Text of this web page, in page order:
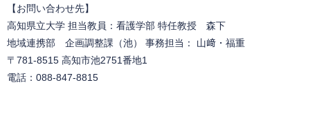
【お問い合わせ先】
高知県立大学 担当教員：看護学部 特任教授 森下
地域連携部 企画調整課（池） 事務担当： 山﨑・福重
〒781-8515 高知市池2751番地1
電話：088-847-8815